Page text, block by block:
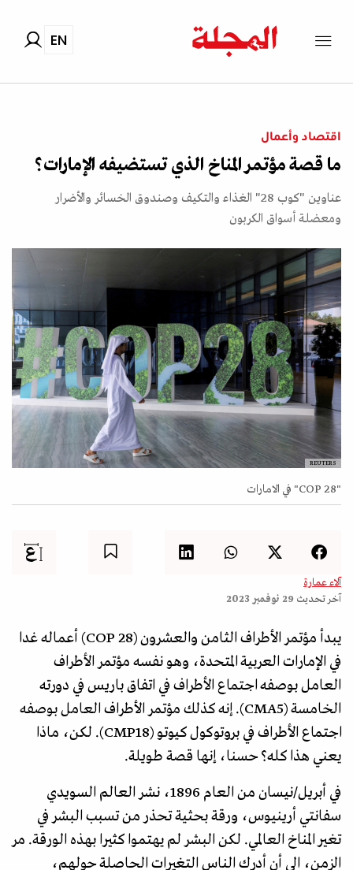
EN
اقتصاد وأعمال
ما قصة مؤتمر المناخ الذي تستضيفه الإمارات؟
عناوين "كوب 28" الغذاء والتكيف وصندوق الخسائر والأضرار
ومعضلة أسواق الكربون
REUTERS
"COP 28" في الامارات
آلاء عمارة
آخر تحديث 29 نوفمبر 2023
يبدأ مؤتمر الأطراف الثامن والعشرون (COP 28) أعماله غدا
في الإمارات العربية المتحدة، وهو نفسه مؤتمر الأطراف
العامل بوصفه اجتماع الأطراف في اتفاق باريس في دورته
الخامسة (CMA5). إنه كذلك مؤتمر الأطراف العامل بوصفه
اجتماع الأطراف في بروتوكول كيوتو (CMP18). لكن، ماذا
يعني هذا كله؟ حسنا، إنها قصة طويلة.
في أبريل/نيسان من العام 1896، نشر العالم السويدي
سفانتي أرينيوس، ورقة بحثية تحذر من تسبب البشر في
تغير المناخ العالمي. لكن البشر لم يهتموا كثيرا بهذه الورقة. مر
الزمن، الى أن أدرك الناس التغيرات الحاصلة حولهم،